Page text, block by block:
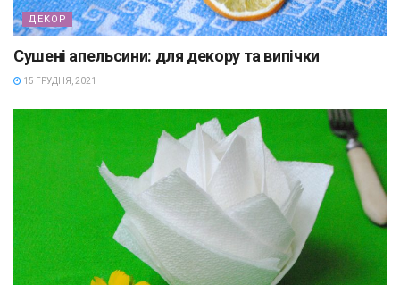
ДЕКОР
Сушені апельсини: для декору та випічки
15 ГРУДНЯ, 2021